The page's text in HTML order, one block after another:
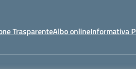
TrasparenteAlbo onlineInformativa